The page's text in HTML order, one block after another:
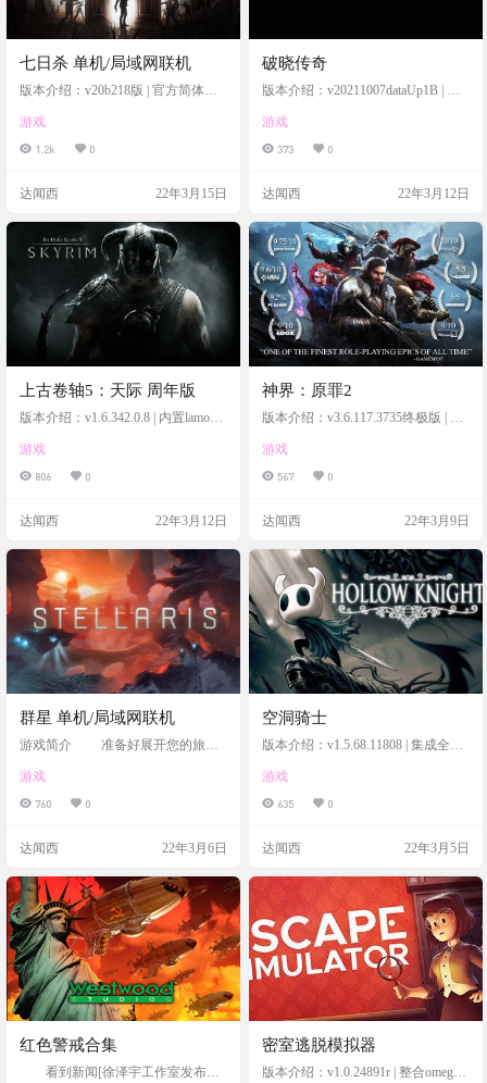
七日杀 单机/局域网联机
版本介绍：v20b218版 | 官方简体中
项修改器
游戏
1.2k 0
达闻西 22年3月15日
破晓传奇
版本介绍：v20211007dataUp1B | 更
官方繁体中文 | 多项修改器 | 外送一
周目通关存档
游戏
373 0
达闻西 22年3月12日
上古卷轴5：天际 周年版
版本介绍：v1.6.342.0.8 | 内置lamo简
游戏
806 0
达闻西 22年3月12日
神界：原罪2
版本介绍：v3.6.117.3735终极版 | 集
官方简体中文 |多项修改器 | 终极版3
4级无敌初始存档(终极版) | 局域网联
游戏
567 0
达闻西 22年3月9日
群星 单机/局域网联机
游戏简介 准备好展开您的旅
种，并与其互动。派出科学飞船进
行探索调查，并让建筑飞船在新发
方向的同时，发掘埋藏的秘宝和星
条件。您会在过程中建立互助的联
盟，也会面临战争爆发的情况。
如同我们推出的其他大战略游
戏，这趟冒险将随时间逐步进化。
此外，所有现行的 Paradox 游戏都
包…
游戏
760 0
达闻西 22年3月6日
空洞骑士
版本介绍：v1.5.68.11808 | 集成全DL
标、手柄 | 赠多项修改器
游戏
635 0
达闻西 22年3月5日
红色警戒合集
看到新闻[徐泽宇工作室发布新
密室逃脱模拟器
版本介绍：v1.0.24891r | 整合omega